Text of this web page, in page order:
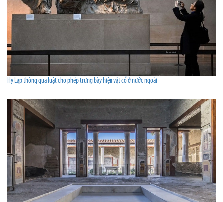
Hy Lạp thông qua luật cho phép trưng bày hiện vật cổ ở nước ngoài